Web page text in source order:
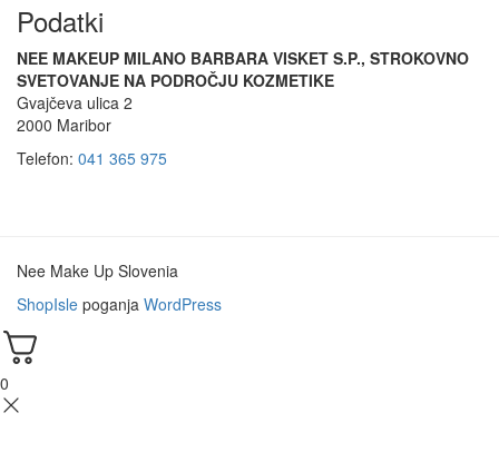
Podatki
NEE MAKEUP MILANO BARBARA VISKET S.P., STROKOVNO
SVETOVANJE NA PODROČJU KOZMETIKE
Gvajčeva ulica 2
2000 Maribor
Telefon: 041 365 975
Nee Make Up Slovenia
ShopIsle poganja WordPress
0